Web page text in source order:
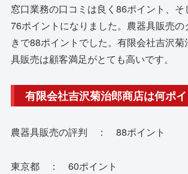
窓口業務の口コミは良く86ポイント、そ
76ポイントになりました。農器具販売の
きで88ポイントでした。有限会社吉沢
具販売は顧客満足がとても高いです。
有限会社吉沢菊治郎商店は何ポ
農器具販売の評判 ： 88ポイント
東京都 ： 60ポイント